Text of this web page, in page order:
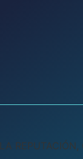
REPUTACIÓN,